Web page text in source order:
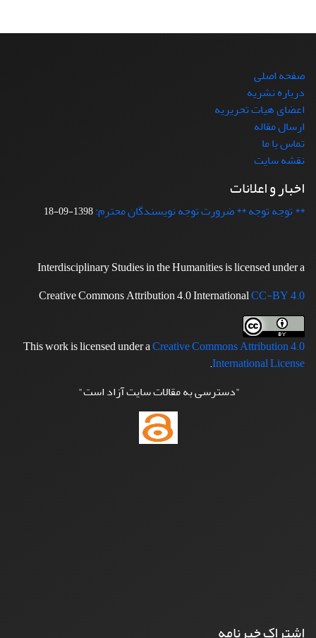
صفحه اصلی
درباره نشریه
اعضای هیات تحریریه
ارسال مقاله
تماس با ما
نقشه سایت
اخبار و اعلانات
** توجه توجه ** ضرورت توجه نویسندگان محترم:1398-09-18
Interdisciplinary Studies in the Humanities is licensed under a
Creative Commons Attribution 4.0 InternationalCC-BY 4.0
This work is licensed under aCreative Commons Attribution 4.0
International License
.
"دسترسی به مقالات سایت آزاد است"